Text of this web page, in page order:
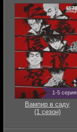
1-5 серия
Вампир в саду
(1 сезон)